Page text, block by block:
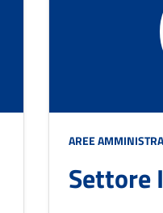
AREE
Settore